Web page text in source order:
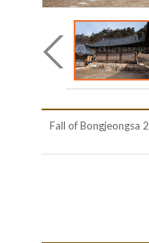
Fall of Bongjeongsa 2